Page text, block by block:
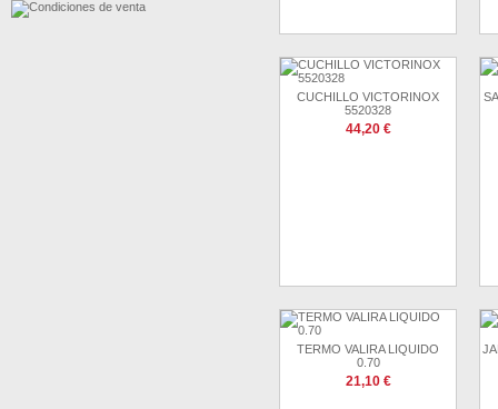
CUCHILLO VICTORINOX
5520328
44,20 €
TERMO VALIRA LIQUIDO
0.70
21,10 €